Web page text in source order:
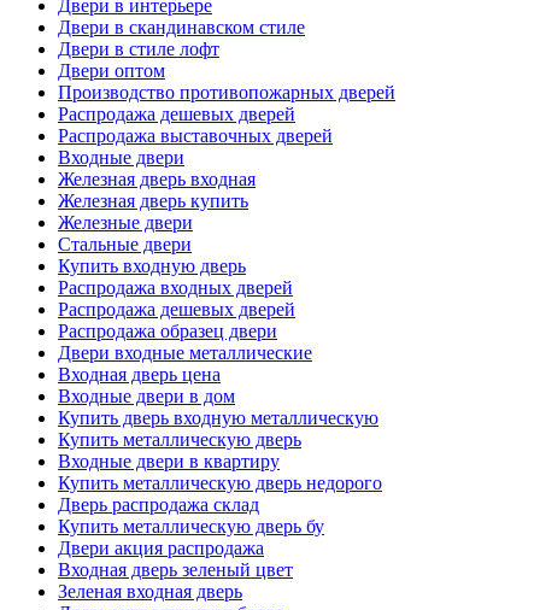
Двери в интерьере
Двери в скандинавском стиле
Двери в стиле лофт
Двери оптом
Производство противопожарных дверей
Распродажа дешевых дверей
Распродажа выставочных дверей
Входные двери
Железная дверь входная
Железная дверь купить
Железные двери
Стальные двери
Купить входную дверь
Распродажа входных дверей
Распродажа дешевых дверей
Распродажа образец двери
Двери входные металлические
Входная дверь цена
Входные двери в дом
Купить дверь входную металлическую
Купить металлическую дверь
Входные двери в квартиру
Купить металлическую дверь недорого
Дверь распродажа склад
Купить металлическую дверь бу
Двери акция распродажа
Входная дверь зеленый цвет
Зеленая входная дверь